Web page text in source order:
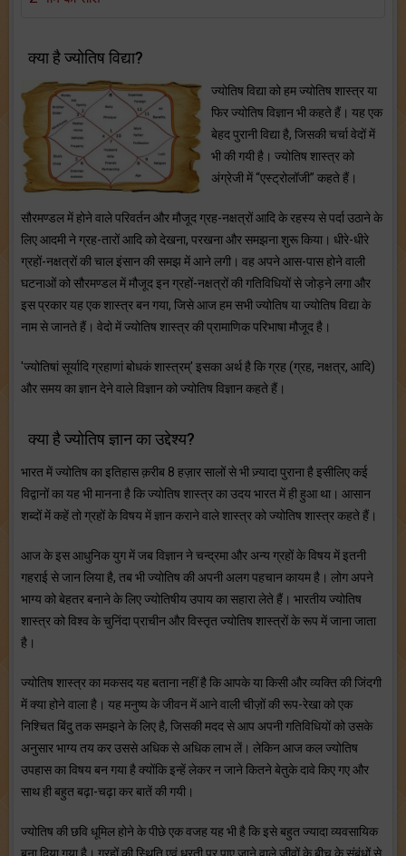
क्या है ज्योतिष विद्या?
ज्योतिष विद्या को हम ज्योतिष शास्त्र या
फिर ज्योतिष विज्ञान भी कहते हैं। यह एक
बेहद पुरानी विद्या है, जिसकी चर्चा वेदों में
भी की गयी है। ज्योतिष शास्त्र को
अंग्रेजी में “एस्ट्रोलॉजी” कहते हैं।
सौरमण्डल में होने वाले परिवर्तन और मौजूद ग्रह-नक्षत्रों आदि के रहस्य से पर्दा उठाने के
लिए आदमी ने ग्रह-तारों आदि को देखना, परखना और समझना शुरू किया। धीरे-धीरे
ग्रहों-नक्षत्रों की चाल इंसान की समझ में आने लगी। वह अपने आस-पास होने वाली
घटनाओं को सौरमण्डल में मौजूद इन ग्रहों-नक्षत्रों की गतिविधियों से जोड़ने लगा और
इस प्रकार यह एक शास्त्र बन गया, जिसे आज हम सभी ज्योतिष या ज्योतिष विद्या के
नाम से जानते हैं। वेदो में ज्योतिष शास्त्र की प्रामाणिक परिभाषा मौजूद है।
'ज्योतिषां सूर्यादि ग्रहाणां बोधकं शास्त्रम्' इसका अर्थ है कि ग्रह (ग्रह, नक्षत्र, आदि)
और समय का ज्ञान देने वाले विज्ञान को ज्योतिष विज्ञान कहते हैं।
क्या है ज्योतिष ज्ञान का उद्देश्य?
भारत में ज्योतिष का इतिहास क़रीब 8 हज़ार सालों से भी ज़्यादा पुराना है इसीलिए कई
विद्वानों का यह भी मानना है कि ज्योतिष शास्त्र का उदय भारत में ही हुआ था। आसान
शब्दों में कहें तो ग्रहों के विषय में ज्ञान कराने वाले शास्त्र को ज्योतिष शास्त्र कहते हैं।
आज के इस आधुनिक युग में जब विज्ञान ने चन्द्रमा और अन्य ग्रहों के विषय में इतनी
गहराई से जान लिया है, तब भी ज्योतिष की अपनी अलग पहचान कायम है। लोग अपने
भाग्य को बेहतर बनाने के लिए ज्योतिषीय उपाय का सहारा लेते हैं। भारतीय ज्योतिष
शास्त्र को विश्व के चुनिंदा प्राचीन और विस्तृत ज्योतिष शास्त्रों के रूप में जाना जाता
है।
ज्योतिष शास्त्र का मकसद यह बताना नहीं है कि आपके या किसी और व्यक्ति की जिंदगी
में क्या होने वाला है। यह मनुष्य के जीवन में आने वाली चीज़ों की रूप-रेखा को एक
निश्चित बिंदु तक समझने के लिए है, जिसकी मदद से आप अपनी गतिविधियों को उसके
अनुसार भाग्य तय कर उससे अधिक से अधिक लाभ लें। लेकिन आज कल ज्योतिष
उपहास का विषय बन गया है क्योंकि इन्हें लेकर न जाने कितने बेतुके दावे किए गए और
साथ ही बहुत बढ़ा-चढ़ा कर बातें की गयी।
ज्योतिष की छवि धूमिल होने के पीछे एक वजह यह भी है कि इसे बहुत ज्यादा व्यवसायिक